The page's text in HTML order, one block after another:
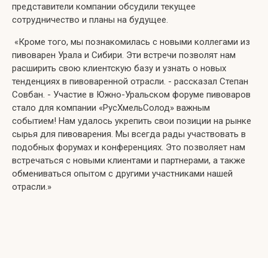
представители компании обсудили текущее
сотрудничество и планы на будущее.
«Кроме того, мы познакомилась с новыми коллегами из
пивоварен Урала и Сибири. Эти встречи позволят нам
расширить свою клиентскую базу и узнать о новых
тенденциях в пивоваренной отрасли. - рассказал Степан
Совбан. - Участие в Южно-Уральском форуме пивоваров
стало для компании «РусХмельСолод» важным
событием! Нам удалось укрепить свои позиции на рынке
сырья для пивоварения. Мы всегда рады участвовать в
подобных форумах и конференциях. Это позволяет нам
встречаться с новыми клиентами и партнерами, а также
обмениваться опытом с другими участниками нашей
отрасли.»